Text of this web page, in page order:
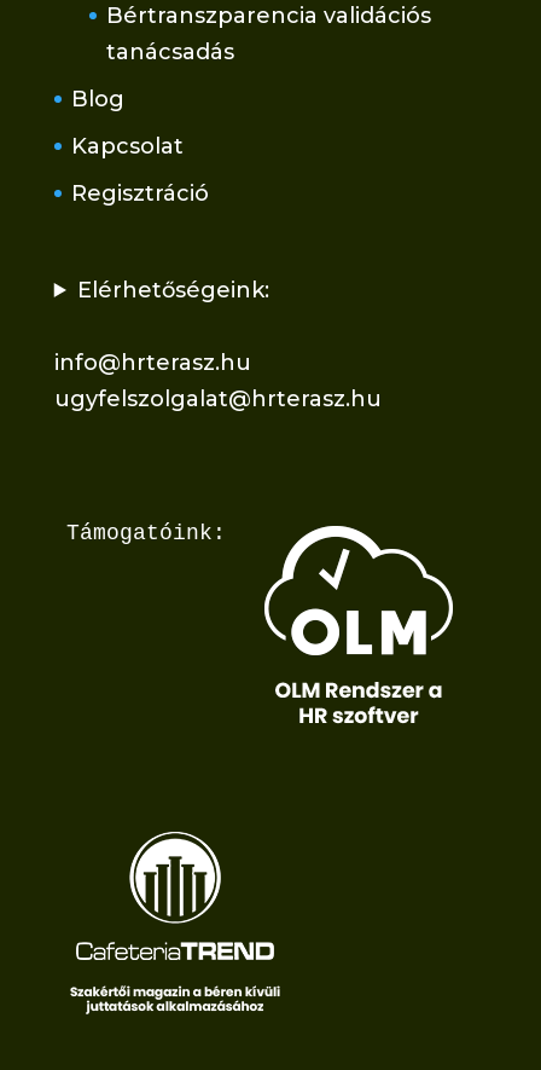
Bértranszparencia validációs
tanácsadás
Blog
Kapcsolat
Regisztráció
Elérhetőségeink:
info@hrterasz.hu
ugyfelszolgalat@hrterasz.hu
Támogatóink: